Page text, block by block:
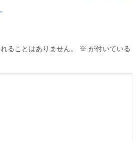
ることはありません。 ※ が付いている